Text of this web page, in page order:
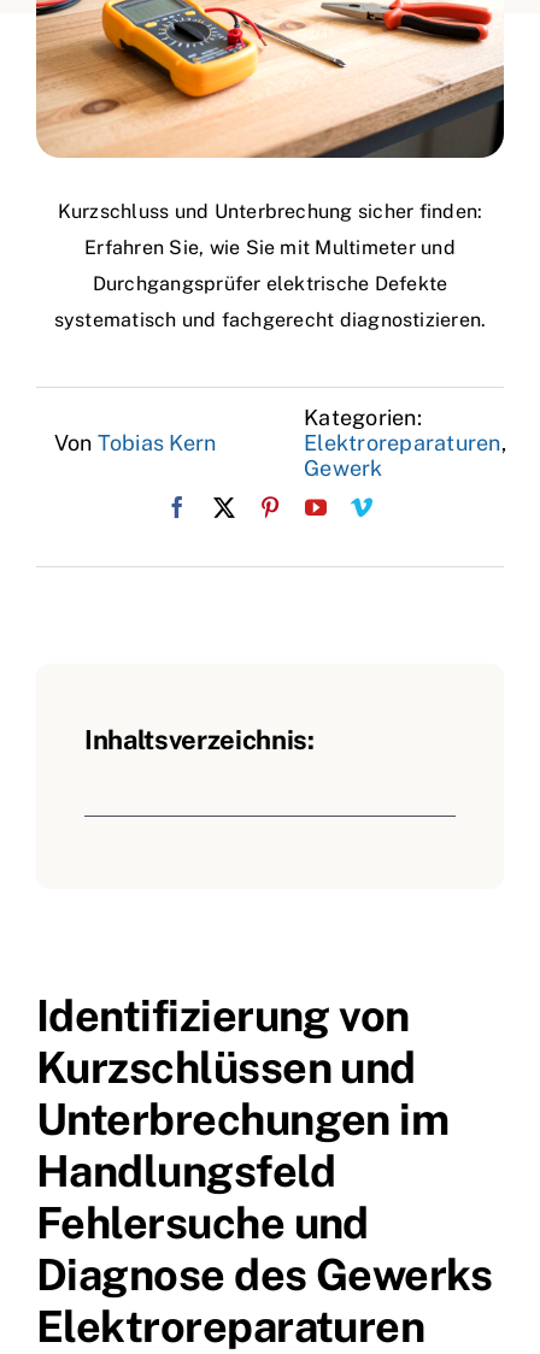
Kurzschluss und Unterbrechung sicher finden:
Erfahren Sie, wie Sie mit Multimeter und
Durchgangsprüfer elektrische Defekte
systematisch und fachgerecht diagnostizieren.
Von Tobias Kern
Kategorien:
Elektroreparaturen,
Gewerk
Inhaltsverzeichnis:
Identifizierung von
Kurzschlüssen und
Unterbrechungen im
Handlungsfeld
Fehlersuche und
Diagnose des Gewerks
Elektroreparaturen